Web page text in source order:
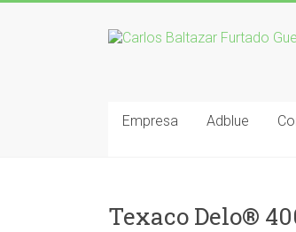
Empresa Adblue
Texaco Delo®